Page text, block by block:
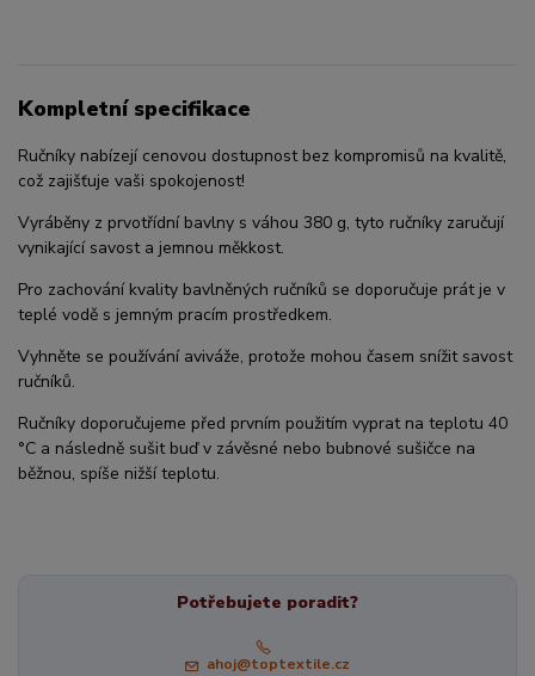
Kompletní specifikace
Ručníky nabízejí cenovou dostupnost bez kompromisů na kvalitě,
což zajišťuje vaši spokojenost!
Vyráběny z prvotřídní bavlny s váhou 380 g, tyto ručníky zaručují
vynikající savost a jemnou měkkost.
Pro zachování kvality bavlněných ručníků se doporučuje prát je v
teplé vodě s jemným pracím prostředkem.
Vyhněte se používání aviváže, protože mohou časem snížit savost
ručníků.
Ručníky doporučujeme před prvním použitím vyprat na teplotu 40
°C a následně sušit buď v závěsné nebo bubnové sušičce na
běžnou, spíše nižší teplotu.
Potřebujete poradit?
ahoj@toptextile.cz